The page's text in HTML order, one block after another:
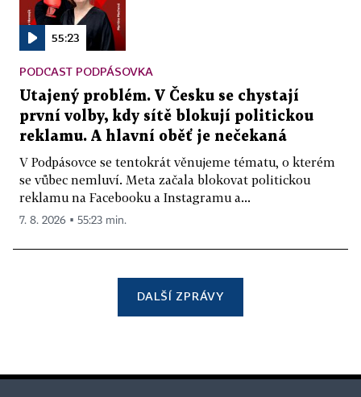
55:23
PODCAST PODPÁSOVKA
Utajený problém. V Česku se chystají
první volby, kdy sítě blokují politickou
reklamu. A hlavní oběť je nečekaná
V Podpásovce se tentokrát věnujeme tématu, o kterém
se vůbec nemluví. Meta začala blokovat politickou
reklamu na Facebooku a Instagramu a...
7. 8. 2026 ▪ 55:23 min.
DALŠÍ ZPRÁVY